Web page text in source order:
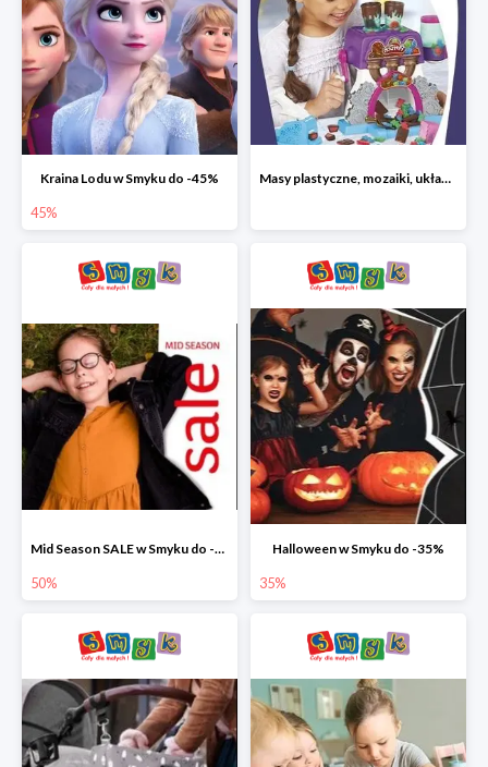
Kraina Lodu w Smyku do -45%
45%
Masy plastyczne, mozaiki, układanki do -45%
Mid Season SALE w Smyku do -50%
50%
Halloween w Smyku do -35%
35%